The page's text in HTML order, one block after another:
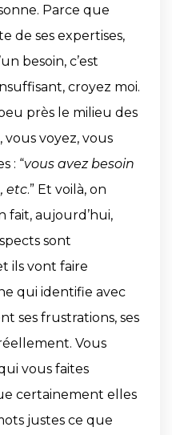
Parce que
de ses expertises,
besoin, c’est
croyez moi.
près le milieu des
vous voyez, vous
: “vous avez besoin
etc.” Et voilà, on
fait, aujourd’hui,
sont
ils vont faire
qui identifie avec
ses frustrations, ses
Vous
vous faites
certainement elles
justes ce que